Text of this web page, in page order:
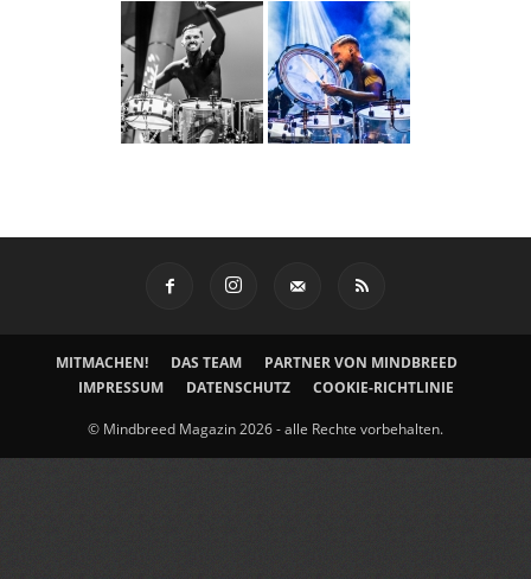
MITMACHEN! DAS TEAM
PARTNER VON MINDBREED
IMPRESSUM
DATENSCHUTZ COOKIE-RICHTLINIE
© Mindbreed Magazin 2026 - alle Rechte vorbehalten.